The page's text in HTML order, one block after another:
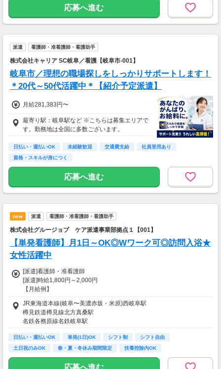
応募へ進む
派遣 看護師・准看護師・看護助手
株式会社キャリア SC岐阜／看護【岐阜市-001】
岐阜市／理想の職場探しをしっかりサポートします！
＊20代～50代活躍中＊【紹介予定派遣】
月給281,383円〜
最寄り駅：岐阜駅など ※こちらは募集エリアで
す。勤務地は全国に多数ございます。
日払い・週払いOK 未経験歓迎 交通費支給
社員登用あり
資格・スキルが身につく
応募へ進む
new 派遣 看護師・准看護師・看護助手
株式会社グルージョブ ケア派遣事業部拠点１【001】
【単発看護師】月1日～OK◎Wワーク可◎訪問入浴★
女性活躍中
[派遣]看護師・准看護師
[派遣]時給1,800円～2,000円
【月給例】
時給1,800円×8時間×週1回
57,600円
※月4週で計算した場合
【交通費】
全額支給
JR東海道本線(岐阜〜美濃赤坂・米原)西岐阜駅
樽見鉄道樽見線北方真桑駅
名鉄各務原線名鉄岐阜駅
日払い・週払いOK 単発(1日)OK シフト制
シフト自由
土日祝のみOK
春・夏・冬休み期間限定
扶養控除内OK
副業・ＷワークOK
週2日からOK
応募へ進む